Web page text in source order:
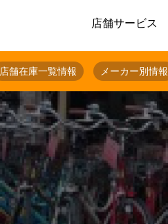
店舗サービス
店舗在庫一覧情報 メーカー別情報